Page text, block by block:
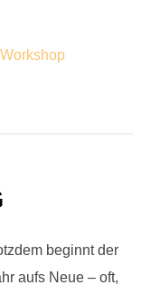
Workshop
beginnt der
aufs Neue – oft,